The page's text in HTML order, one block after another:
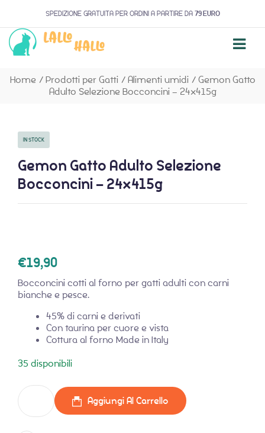
SPEDIZIONE GRATUITA PER ORDINI A PARTIRE DA 79 EURO
Home / Prodotti per Gatti / Alimenti umidi / Gemon Gatto
Adulto Selezione Bocconcini – 24x415g
IN STOCK
Gemon Gatto Adulto Selezione
Bocconcini – 24x415g
€19,90
Bocconcini cotti al forno per gatti adulti con carni
bianche e pesce.
45% di carni e derivati
Con taurina per cuore e vista
Cottura al forno Made in Italy
35 disponibili
Aggiungi Al Carrello